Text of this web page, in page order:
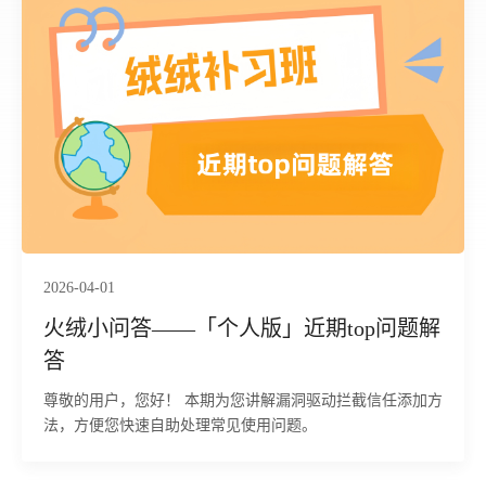
文末联系方式咨询我们。
2026-04-01
火绒小问答——「个人版」近期top问题解
答
尊敬的用户，您好！ 本期为您讲解漏洞驱动拦截信任添加方
法，方便您快速自助处理常见使用问题。